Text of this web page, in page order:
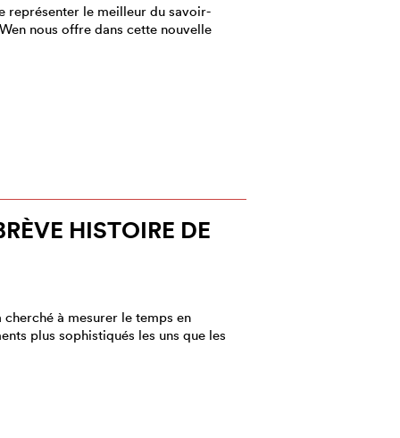
représenter le meilleur du savoir-
nous offre dans cette nouvelle
HISTOIRE DE
cherché à mesurer le temps en
plus sophistiqués les uns que les